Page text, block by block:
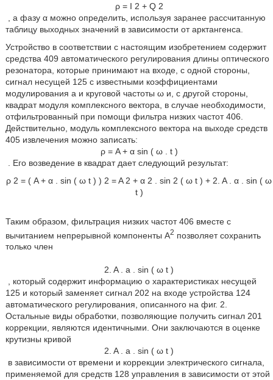
ρ = I 2 + Q 2
, а фазу α можно определить, используя заранее рассчитанную
таблицу выходных значений в зависимости от арктангенса.
Устройство в соответствии с настоящим изобретением содержит
средства 409 автоматического регулирования длины оптического
резонатора, которые принимают на входе, с одной стороны,
сигнал несущей 125 с известными коэффициентами
модулирования а и круговой частоты ω и, с другой стороны,
квадрат модуля комплексного вектора, в случае необходимости,
отфильтрованный при помощи фильтра низких частот 406.
Действительно, модуль комплексного вектора на выходе средств
405 извлечения можно записать:
ρ = A + α sin ( ω t )
. Его возведение в квадрат дает следующий результат:
ρ 2 = ( A + α sin ( ω t ) ) 2 = A 2 + α 2 sin 2 ( ω t ) + 2. A α sin ( ω
t )
Таким образом, фильтрация низких частот 406 вместе с
вычитанием непрерывной компоненты А2 позволяет сохранить
только член
2. A . а . sin ( ω t )
, который содержит информацию о характеристиках несущей
125 и который заменяет сигнал 202 на входе устройства 124
автоматического регулирования, описанного на фиг. 2.
Остальные виды обработки, позволяющие получить сигнал 201
коррекции, являются идентичными. Они заключаются в оценке
крутизны кривой
2. A . а . sin ( ω t )
в зависимости от времени и коррекции электрического сигнала,
применяемой для средств 128 управления в зависимости от этой